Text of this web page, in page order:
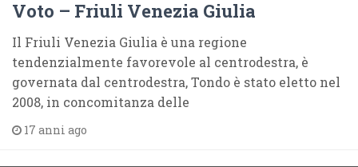
Voto – Friuli Venezia Giulia
Il Friuli Venezia Giulia è una regione
tendenzialmente favorevole al centrodestra, è
governata dal centrodestra, Tondo è stato eletto nel
2008, in concomitanza delle
17 anni ago